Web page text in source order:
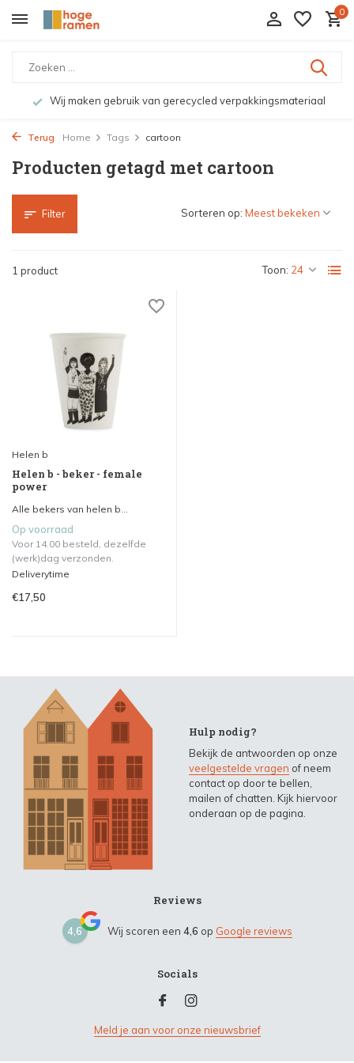
0
Wij maken gebruik van gerecycled verpakkingsmateriaal
Terug Home Tags cartoon
Producten getagd met cartoon
Filter
1 product Toon:
Sorteren op:
Helen b
Helen b - beker - female
power
Alle bekers van helen b...
Op voorraad
Voor 14.00 besteld, dezelfde
(werk)dag verzonden.
Deliverytime
€17,50
Hulp nodig?
Bekijk de antwoorden op onze
veelgestelde vragen of neem
contact op door te bellen,
mailen of chatten. Kijk hiervoor
onderaan op de pagina.
Reviews
4,6 Wij scoren een 4,6 op Google reviews
Socials
Meld je aan voor onze nieuwsbrief